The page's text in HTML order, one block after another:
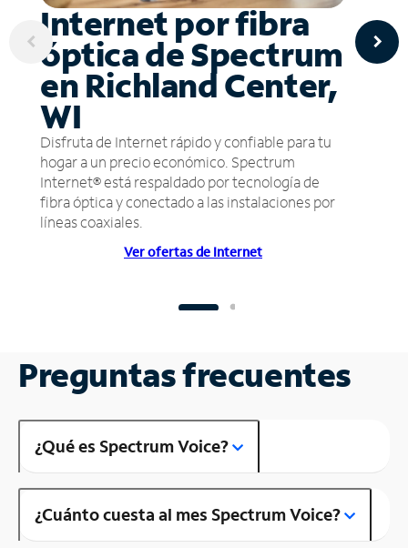
Internet por fibra
óptica de Spectrum
en Richland Center,
WI
Disfruta de Internet rápido y confiable para tu
hogar a un precio económico. Spectrum
Internet® está respaldado por tecnología de
fibra óptica y conectado a las instalaciones por
líneas coaxiales.
Ver ofertas de Internet
Preguntas frecuentes
¿Qué es Spectrum Voice?
¿Cuánto cuesta al mes Spectrum Voice?